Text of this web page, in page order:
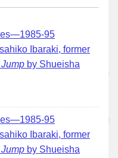
95
Ibaraki, former
by Shueisha
95
Ibaraki, former
by Shueisha